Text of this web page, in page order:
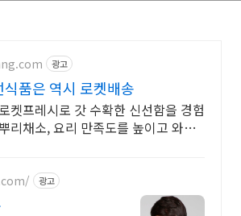
광고
품은 역시 로켓배송
켓프레시로 갓 수확한 신선함을 경험
리채소, 요리 만족도를 높이고 와우
광고